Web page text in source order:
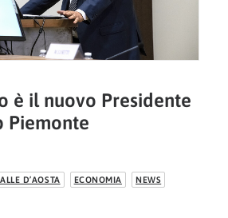
è il nuovo Presidente
Piemonte
D’AOSTA ECONOMIA NEWS